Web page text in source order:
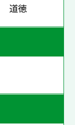
道徳